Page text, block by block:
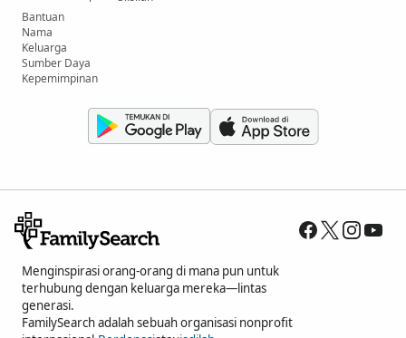
Bantuan
Nama
Keluarga
Sumber Daya
Kepemimpinan
Menginspirasi orang-orang di mana pun untuk
terhubung dengan keluarga mereka—lintas
generasi.
FamilySearch adalah sebuah organisasi nonprofit